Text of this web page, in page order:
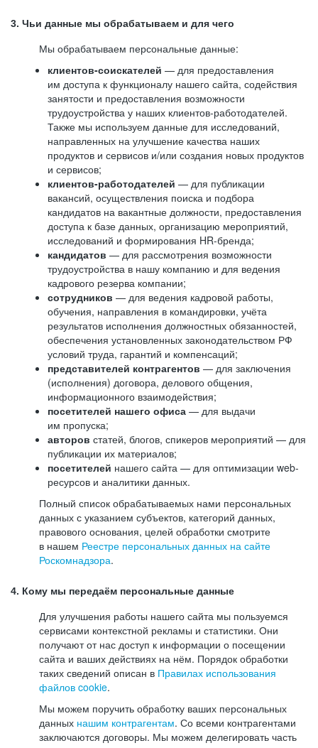
3. Чьи данные мы обрабатываем и для чего
Мы обрабатываем персональные данные:
клиентов-соискателей — для предоставления
им доступа к функционалу нашего сайта, содействия
занятости и предоставления возможности
трудоустройства у наших клиентов-работодателей.
Также мы используем данные для исследований,
направленных на улучшение качества наших
продуктов и сервисов и/или создания новых продуктов
и сервисов;
клиентов-работодателей — для публикации
вакансий, осуществления поиска и подбора
кандидатов на вакантные должности, предоставления
доступа к базе данных, организацию мероприятий,
исследований и формирования HR-бренда;
кандидатов — для рассмотрения возможности
трудоустройства в нашу компанию и для ведения
кадрового резерва компании;
сотрудников — для ведения кадровой работы,
обучения, направления в командировки, учёта
результатов исполнения должностных обязанностей,
обеспечения установленных законодательством РФ
условий труда, гарантий и компенсаций;
представителей контрагентов — для заключения
(исполнения) договора, делового общения,
информационного взаимодействия;
посетителей нашего офиса — для выдачи
им пропуска;
авторов статей, блогов, спикеров мероприятий — для
публикации их материалов;
посетителей нашего сайта — для оптимизации web-
ресурсов и аналитики данных.
Полный список обрабатываемых нами персональных
данных с указанием субъектов, категорий данных,
правового основания, целей обработки смотрите
в нашем Реестре персональных данных на сайте
Роскомнадзора.
4. Кому мы передаём персональные данные
Для улучшения работы нашего сайта мы пользуемся
сервисами контекстной рекламы и статистики. Они
получают от нас доступ к информации о посещении
сайта и ваших действиях на нём. Порядок обработки
таких сведений описан в Правилах использования
файлов cookie.
Мы можем поручить обработку ваших персональных
данных нашим контрагентам. Со всеми контрагентами
заключаются договоры. Мы можем делегировать часть